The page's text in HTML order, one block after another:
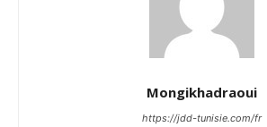
Mongikhadraoui
https://jdd-tunisie.com/fr